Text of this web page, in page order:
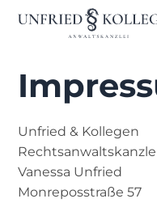
Unfried & Kollegen
Vanessa Unfried
Monreposstraße 57